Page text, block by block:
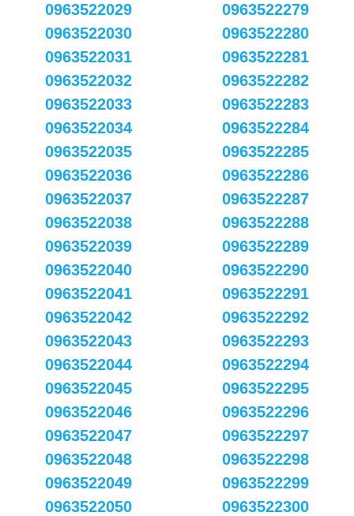
0963522029
0963522030
0963522031
0963522032
0963522033
0963522034
0963522035
0963522036
0963522037
0963522038
0963522039
0963522040
0963522041
0963522042
0963522043
0963522044
0963522045
0963522046
0963522047
0963522048
0963522049
0963522050
0963522279
0963522280
0963522281
0963522282
0963522283
0963522284
0963522285
0963522286
0963522287
0963522288
0963522289
0963522290
0963522291
0963522292
0963522293
0963522294
0963522295
0963522296
0963522297
0963522298
0963522299
0963522300